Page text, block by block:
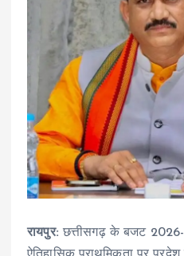
रायपुर: छत्तीसगढ़ के बजट 2026-